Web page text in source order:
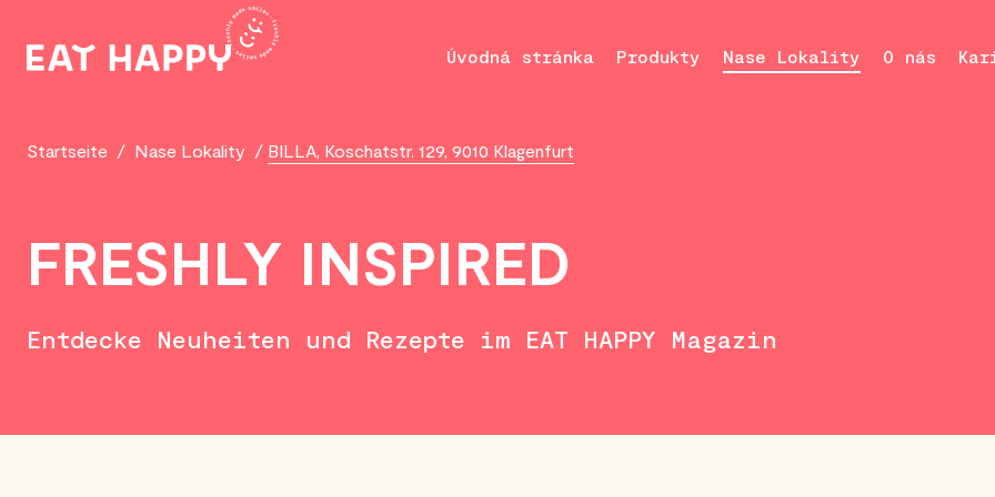
MAIN
Úvodná stránka Produkty Nase Lokality O nás
Startseite / Nase Lokality / BILLA, Koschatstr. 129, 9010 Klagenfurt
FRESHLY INSPIRED
Entdecke Neuheiten und Rezepte im EAT HAPPY Magazin